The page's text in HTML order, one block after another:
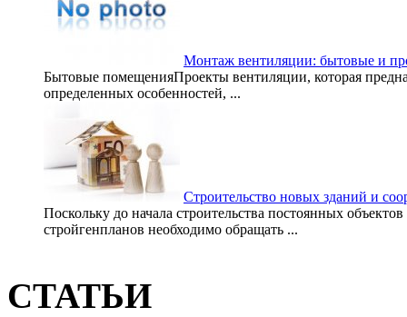
Монтаж вентиляции: бытовые и
Бытовые помещенияПроекты вентиляции, которая
определенных особенностей, ...
Строительство новых зданий и
Поскольку до начала строительства постоянных
стройгенпланов необходимо обращать ...
СТАТЬИ